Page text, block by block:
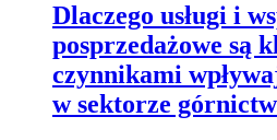
Dlaczego usługi i
posprzedażowe są
czynnikami
w sektorze